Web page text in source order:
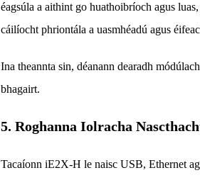
éagsúla a aithint go huathoibríoch agus
cáilíocht phriontála a uasmhéadú agus
Ina theannta sin, déanann dearadh
bhagairt.
5. Roghanna Iolracha
Tacaíonn iE2X-H le naisc USB, Ethernet